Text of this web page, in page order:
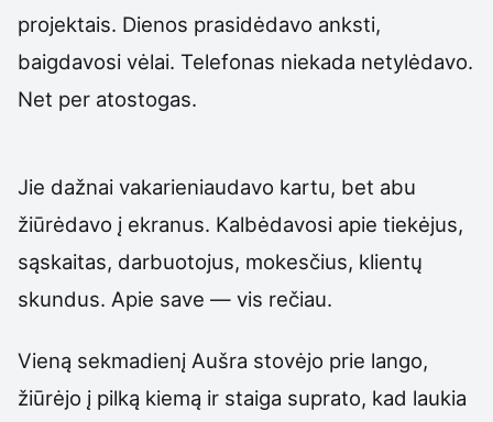
projektais. Dienos prasidėdavo anksti,
baigdavosi vėlai. Telefonas niekada netylėdavo.
Net per atostogas.
Jie dažnai vakarieniaudavo kartu, bet abu
žiūrėdavo į ekranus. Kalbėdavosi apie tiekėjus,
sąskaitas, darbuotojus, mokesčius, klientų
skundus. Apie save — vis rečiau.
Vieną sekmadienį Aušra stovėjo prie lango,
žiūrėjo į pilką kiemą ir staiga suprato, kad laukia